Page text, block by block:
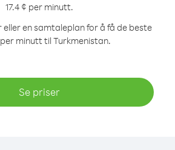
17.4 ¢ per minutt.
en samtaleplan for å få de beste
minutt til Turkmenistan.
Se priser